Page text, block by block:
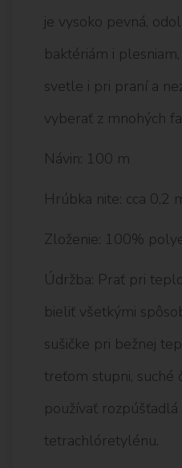
je vysoko pevná,
baktériám i
svetle i pri praní a
vyberať z mnohých
Návin: 100 m
Hrúbka nite: cca 0,2
Zloženie: 100%
Údržba: Prať pri
bieliť všetkými
sušičke pri bežnej
treťom stupni, suché
používať rozpúšťadlá
tetrachlóretylénu.